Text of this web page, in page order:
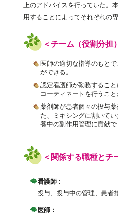
上のアドバイスを行っていた。
用することによってそれぞれの
＜チーム（役割分担
医師の適切な指導のもと
ができる。
認定看護師が勤務するこ
コーディネートを行うこ
薬剤師が患者個々の投与
た、ミキシングに割いて
養中の副作用管理に貢献で
＜関係する職種とチ
看護師：
投与、投与中の管理、患者
医師：